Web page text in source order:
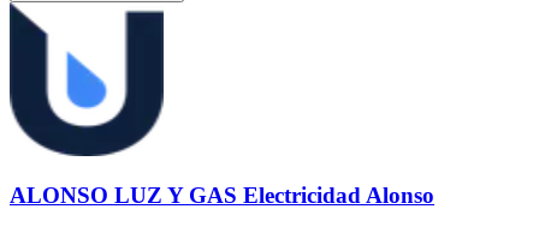
ALONSO LUZ Y GAS Electricidad Alonso